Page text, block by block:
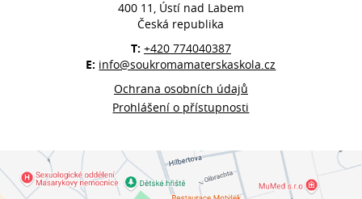
400 11, Ústí nad Labem
Česká republika
T: +420 774040387
E: info@soukromamaterskaskola.cz
Ochrana osobních údajů
Prohlášení o přístupnosti